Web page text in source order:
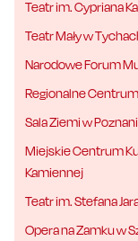
Teatr im. Cypriana
Teatr Mały w
Narodowe Forum
Regionalne
Sala Ziemi w
Miejskie Centrum
Kamiennej
Teatr im. Stefana
Opera na Zamku w